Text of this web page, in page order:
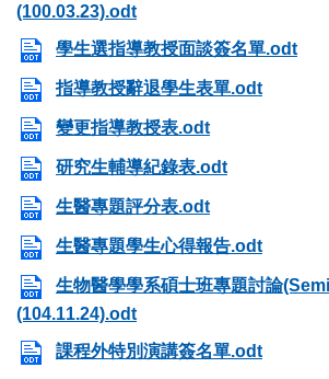
(100.03.23).odt
學生選指導教授面談簽名單.odt
指導教授辭退學生表單.odt
變更指導教授表.odt
研究生輔導紀錄表.odt
生醫專題評分表.odt
生醫專題學生心得報告.odt
生物醫學學系碩士班專題討論
(104.11.24).odt
課程外特別演講簽名單.odt